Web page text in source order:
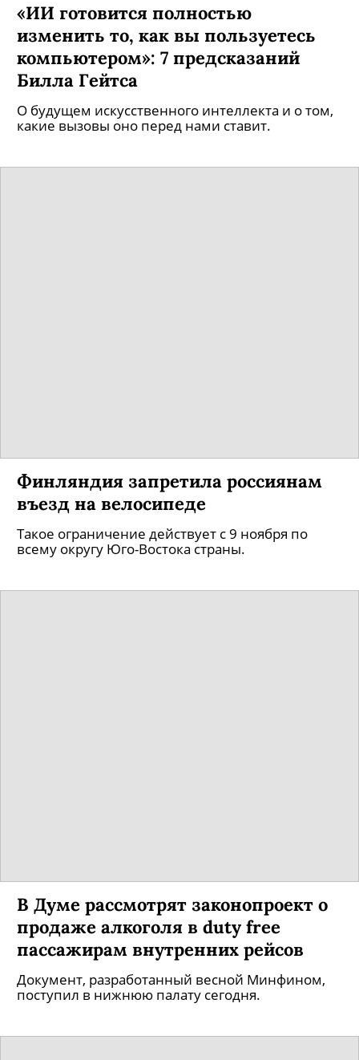
«ИИ готовится полностью
изменить то, как вы пользуетесь
компьютером»: 7 предсказаний
Билла Гейтса
О будущем искусственного интеллекта и о том,
какие вызовы оно перед нами ставит.
Финляндия запретила россиянам
въезд на велосипеде
Такое ограничение действует с 9 ноября по
всему округу Юго-Востока страны.
В Думе рассмотрят законопроект о
продаже алкоголя в duty free
пассажирам внутренних рейсов
Документ, разработанный весной Минфином,
поступил в нижнюю палату сегодня.